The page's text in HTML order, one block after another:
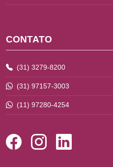
CONTATO
(31) 3279-8200
(31) 97157-3003
(11) 97280-4254